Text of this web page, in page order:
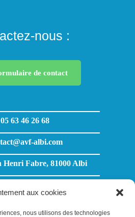
aux cookies
nous utilisons des technologies
nous :
de contact
05 63 46 26 68
albi.com
Henri Fabre, 81000 Albi
- 12h00 / 13h30 - 17h00